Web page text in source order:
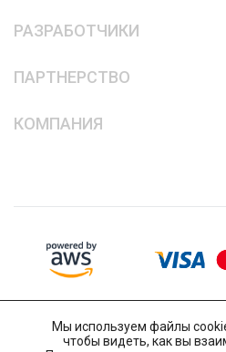
РАЗРАБОТЧИКИ
ПАРТНЕРСТВО
КОМПАНИЯ
Мы используем файлы
чтобы видеть, как вы